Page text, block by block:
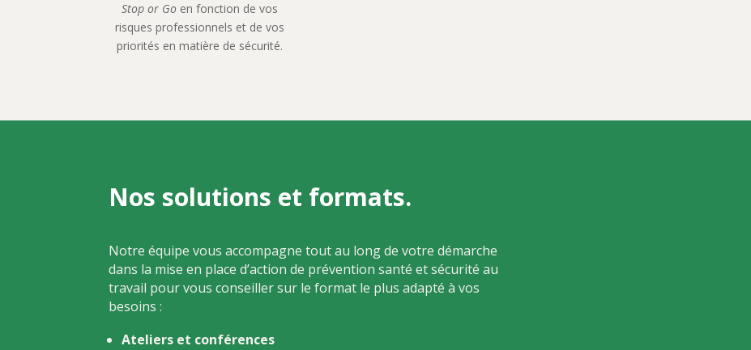
Stop or Go en fonction de vos
risques professionnels et de vos
priorités en matière de sécurité.
Nos solutions et formats.
Notre équipe vous accompagne tout au long de votre démarche
dans la mise en place d’action de prévention santé et sécurité au
travail pour vous conseiller sur le format le plus adapté à vos
besoins :
Ateliers et conférences